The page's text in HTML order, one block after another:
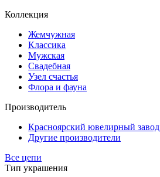
Коллекция
Жемчужная
Классика
Мужская
Свадебная
Узел счастья
Флора и фауна
Производитель
Красноярский ювелирный завод
Другие производители
Все цепи
Тип украшения